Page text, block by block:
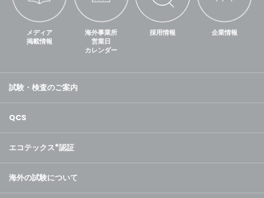
メディア
掲載情報
海外事業所
営業日
カレンダー
採用情報 企業情報
試験・検査のご案内
QCS
エコテックス®認証
海外の試験について